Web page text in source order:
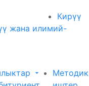
Кирүү
жана илимий-